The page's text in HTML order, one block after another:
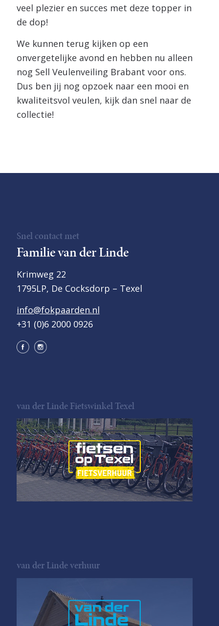
veel plezier en succes met deze topper in
de dop!
We kunnen terug kijken op een
onvergetelijke avond en hebben nu alleen
nog Sell Veulenveiling Brabant voor ons.
Dus ben jij nog opzoek naar een mooi en
kwaliteitsvol veulen, kijk dan snel naar de
collectie!
Snel contact met
Familie van der Linde
Krimweg 22
1795LP, De Cocksdorp – Texel
info@fokpaarden.nl
+31 (0)6 2000 0926
van der Linde Fietswinkel Texel
van der Linde verhuur